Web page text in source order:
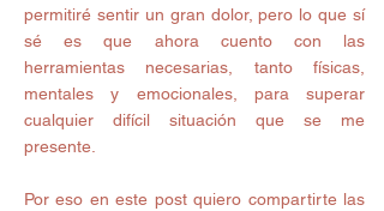
permitiré sentir un gran dolor, pero lo que sí
sé es que ahora cuento con las
herramientas necesarias, tanto físicas,
mentales y emocionales, para superar
cualquier difícil situación que se me
presente.
Por eso en este post quiero compartirte las